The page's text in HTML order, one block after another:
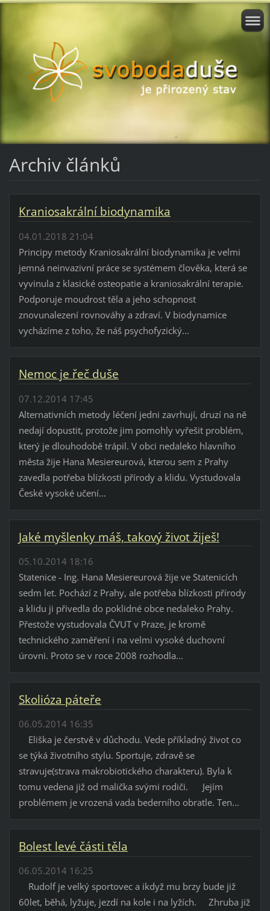
Archiv článků
Kraniosakrální biodynamika
04.01.2018 21:04
Principy metody Kraniosakrální biodynamika je velmi
jemná neinvazivní práce se systémem člověka, která se
vyvinula z klasické osteopatie a kraniosakrální terapie.
Podporuje moudrost těla a jeho schopnost
znovunalezení rovnováhy a zdraví. V biodynamice
vycházíme z toho, že náš psychofyzický...
Nemoc je řeč duše
07.12.2014 17:45
Alternativních metody léčení jedni zavrhují, druzí na ně
nedají dopustit, protože jim pomohly vyřešit problém,
který je dlouhodobě trápil. V obci nedaleko hlavního
města žije Hana Mesiereurová, kterou sem z Prahy
zavedla potřeba blízkosti přírody a klidu. Vystudovala
České vysoké učení...
Jaké myšlenky máš, takový život žiješ!
05.10.2014 18:16
Statenice - Ing. Hana Mesiereurová žije ve Statenicích
sedm let. Pochází z Prahy, ale potřeba blízkosti přírody
a klidu ji přivedla do poklidné obce nedaleko Prahy.
Přestože vystudovala ČVUT v Praze, je kromě
technického zaměření i na velmi vysoké duchovní
úrovni. Proto se v roce 2008 rozhodla...
Skolióza páteře
06.05.2014 16:35
Eliška je čerstvě v důchodu. Vede příkladný život co
se týká životního stylu. Sportuje, zdravě se
stravuje(strava makrobiotického charakteru). Byla k
tomu vedena již od malička svými rodiči. Jejím
problémem je vrozená vada bederního obratle. Ten...
Bolest levé části těla
06.05.2014 16:25
Rudolf je velký sportovec a ikdyž mu brzy bude již
60let, běhá, lyžuje, jezdí na kole i na lyžích. Zhruba již